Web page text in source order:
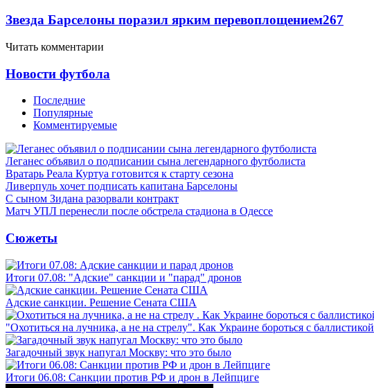
Звезда Барселоны поразил ярким перевоплощением267
Читать комментарии
Новости футбола
Последние
Популярные
Комментируемые
Леганес объявил о подписании сына легендарного футболиста
Вратарь Реала Куртуа готовится к старту сезона
Ливерпуль хочет подписать капитана Барселоны
С сыном Зидана разорвали контракт
Матч УПЛ перенесли после обстрела стадиона в Одессе
Сюжеты
Итоги 07.08: "Адские" санкции и "парад" дронов
Адские санкции. Решение Сената США
"Охотиться на лучника, а не на стрелу". Как Украине бороться с баллистикой
Загадочный звук напугал Москву: что это было
Итоги 06.08: Санкции против РФ и дрон в Лейпциге